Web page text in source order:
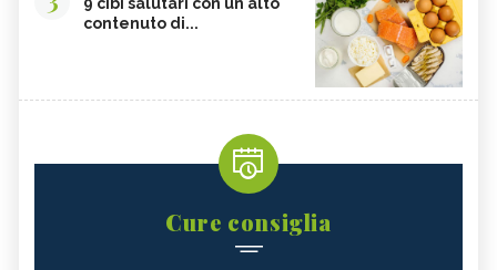
contenuto di...
Cure consiglia